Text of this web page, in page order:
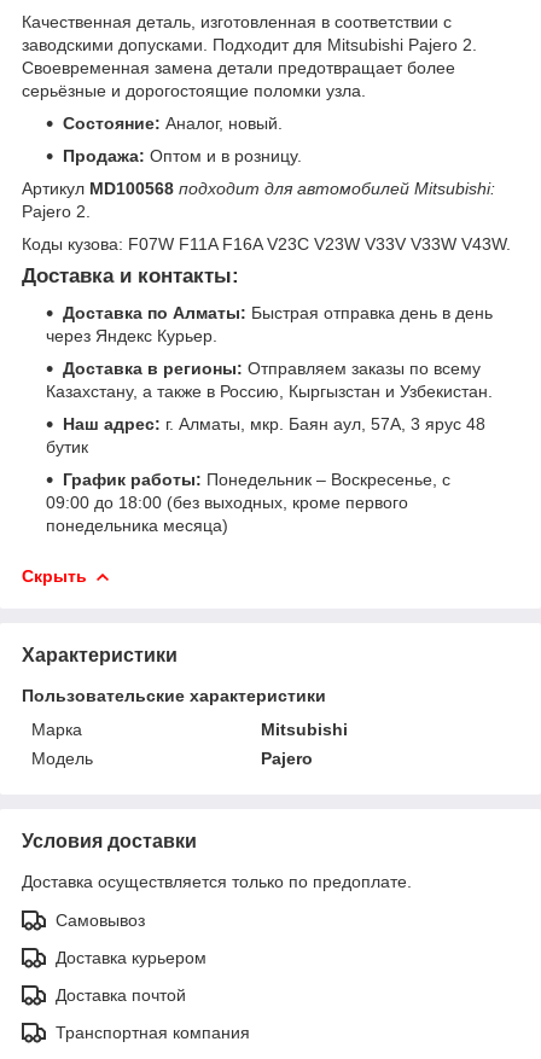
Качественная деталь, изготовленная в соответствии с
заводскими допусками. Подходит для Mitsubishi Pajero 2.
Своевременная замена детали предотвращает более
серьёзные и дорогостоящие поломки узла.
Состояние: Аналог, новый.
Продажа: Оптом и в розницу.
Артикул MD100568 подходит для автомобилей Mitsubishi:
Pajero 2.
Коды кузова: F07W F11A F16A V23C V23W V33V V33W V43W.
Доставка и контакты:
Доставка по Алматы: Быстрая отправка день в день
через Яндекс Курьер.
Доставка в регионы: Отправляем заказы по всему
Казахстану, а также в Россию, Кыргызстан и Узбекистан.
Наш адрес: г. Алматы, мкр. Баян аул, 57А, 3 ярус 48
бутик
График работы: Понедельник – Воскресенье, с
09:00 до 18:00 (без выходных, кроме первого
понедельника месяца)
Скрыть
Характеристики
Пользовательские характеристики
Марка
Mitsubishi
Модель
Pajero
Условия доставки
Доставка осуществляется только по предоплате.
Самовывоз
Доставка курьером
Доставка почтой
Транспортная компания